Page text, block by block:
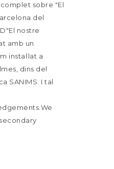
sobre "El
del
nostre
amb un
instal·lat a
dins del
SANIMS. I tal